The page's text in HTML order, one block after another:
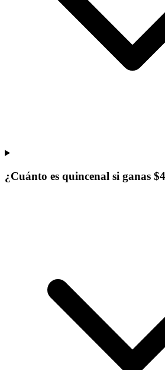
¿Cuánto es quincenal si ganas